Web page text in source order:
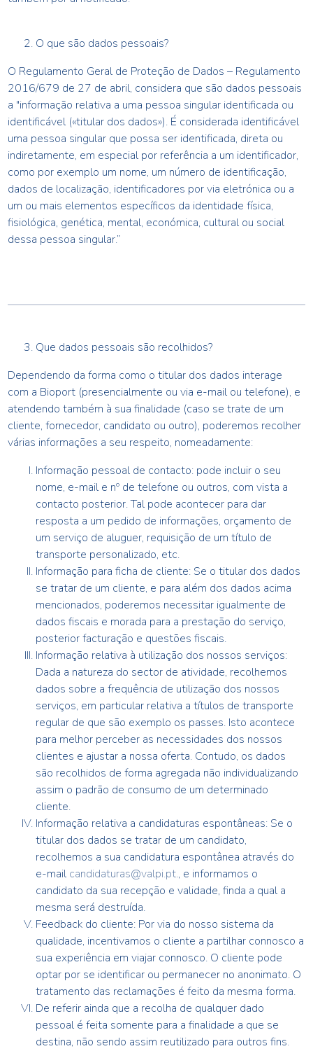
O que são dados pessoais?
O Regulamento Geral de Proteção de Dados – Regulamento
2016/679 de 27 de abril, considera que são dados pessoais
a "informação relativa a uma pessoa singular identificada ou
identificável («titular dos dados»). É considerada identificável
uma pessoa singular que possa ser identificada, direta ou
indiretamente, em especial por referência a um identificador,
como por exemplo um nome, um número de identificação,
dados de localização, identificadores por via eletrónica ou a
um ou mais elementos específicos da identidade física,
fisiológica, genética, mental, económica, cultural ou social
dessa pessoa singular.”
Que dados pessoais são recolhidos?
Dependendo da forma como o titular dos dados interage
com a Bioport (presencialmente ou via e-mail ou telefone), e
atendendo também à sua finalidade (caso se trate de um
cliente, fornecedor, candidato ou outro), poderemos recolher
várias informações a seu respeito, nomeadamente:
Informação pessoal de contacto: pode incluir o seu
nome, e-mail e nº de telefone ou outros, com vista a
contacto posterior. Tal pode acontecer para dar
resposta a um pedido de informações, orçamento de
um serviço de aluguer, requisição de um título de
transporte personalizado, etc.
Informação para ficha de cliente: Se o titular dos dados
se tratar de um cliente, e para além dos dados acima
mencionados, poderemos necessitar igualmente de
dados fiscais e morada para a prestação do serviço,
posterior facturação e questões fiscais.
Informação relativa à utilização dos nossos serviços:
Dada a natureza do sector de atividade, recolhemos
dados sobre a frequência de utilização dos nossos
serviços, em particular relativa a títulos de transporte
regular de que são exemplo os passes. Isto acontece
para melhor perceber as necessidades dos nossos
clientes e ajustar a nossa oferta. Contudo, os dados
são recolhidos de forma agregada não individualizando
assim o padrão de consumo de um determinado
cliente.
Informação relativa a candidaturas espontâneas: Se o
titular dos dados se tratar de um candidato,
recolhemos a sua candidatura espontânea através do
e-mail candidaturas@valpi.pt., e informamos o
candidato da sua recepção e validade, finda a qual a
mesma será destruída.
Feedback do cliente: Por via do nosso sistema da
qualidade, incentivamos o cliente a partilhar connosco a
sua experiência em viajar connosco. O cliente pode
optar por se identificar ou permanecer no anonimato. O
tratamento das reclamações é feito da mesma forma.
De referir ainda que a recolha de qualquer dado
pessoal é feita somente para a finalidade a que se
destina, não sendo assim reutilizado para outros fins.